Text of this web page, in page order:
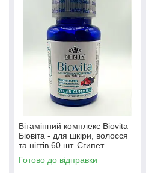
Вітамінний комплекс Biovita
Біовіта - для шкіри, волосся
та нігтів 60 шт. Єгипет
Оригінал
Готово до відправки